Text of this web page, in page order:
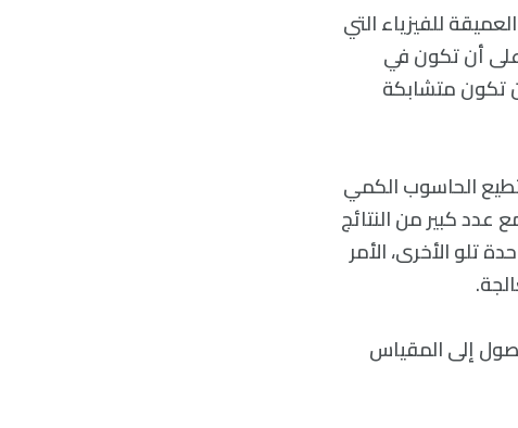
للفيزياء التي
على أن تكون في
تكون متشابكة
الحاسوب الكمي
كبير من النتائج
الأخرى، الأمر
إلى المقياس